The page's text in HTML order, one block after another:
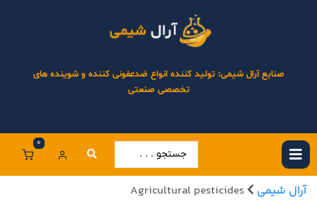
صنایع آرال شیمی: تولید کننده انواع ضدعفونی کننده و شوینده های
تخصصی صنعتی
0
آرال شیمی Agricultural pesticides